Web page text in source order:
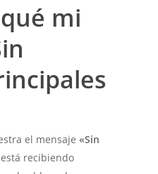
mi
el mensaje «Sin
recibiendo